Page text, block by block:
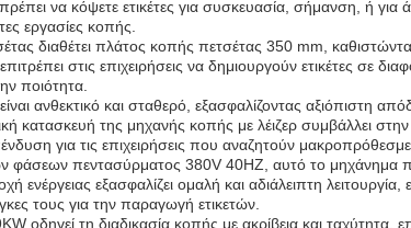
να κόψετε ετικέτες για συσκευασία, σήμανση, ή
εργασίες κοπής.
διαθέτει πλάτος κοπής πετσέτας 350 mm,
στις επιχειρήσεις να δημιουργούν ετικέτες σε
ποιότητα.
ανθεκτικό και σταθερό, εξασφαλίζοντας αξιόπιστη
κατασκευή της μηχανής κοπής με λέιζερ συμβάλλει στην
για τις επιχειρήσεις που αναζητούν
φάσεων πεντασύρματος 380V 40HZ, αυτό το μηχάνημα
ενέργειας εξασφαλίζει ομαλή και αδιάλειπτη λειτουργία,
τους για την παραγωγή ετικετών.
οδηγεί τη διαδικασία κοπής με ακρίβεια και ταχύτητα,